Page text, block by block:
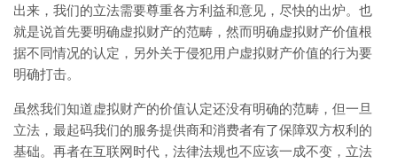
出来，我们的立法需要尊重各方利益和意见，尽快的出炉。也
就是说首先要明确虚拟财产的范畴，然而明确虚拟财产价值根
据不同情况的认定，另外关于侵犯用户虚拟财产价值的行为要
明确打击。
虽然我们知道虚拟财产的价值认定还没有明确的范畴，但一旦
立法，最起码我们的服务提供商和消费者有了保障双方权利的
基础。再者在互联网时代，法律法规也不应该一成不变，立法